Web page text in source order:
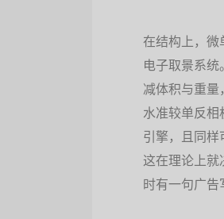
在结构上，微
电子取景系
减体积与重
水准较单反
引擎，且同样
这在理论上
时有一句广告